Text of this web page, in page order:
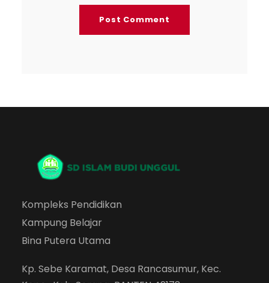
Kompleks Pendidikan
Kampung Belajar
Bina Putera Utama
Kp. Sebe Karamat, Desa Rancasumur, Kec.